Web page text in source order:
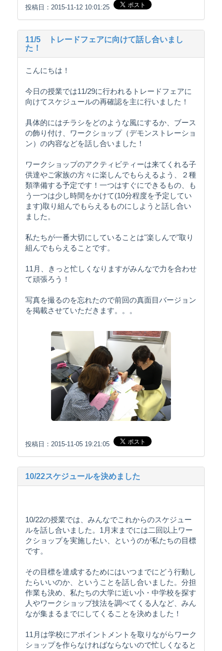
投稿日：2015-11-12 10:01:25
11/5 トレードフェアに向けて話し合いまし
た！
こんにちは！
今日の授業では11/29に行われるトレードフェアに
向けてスケジュールの再確認を主に行いました！
具体的にはチラシをどのような風にするか、ブース
の飾り付け、ワークショップ（デモンストレーショ
ン）の内容などを話し合いました！
ワークショップのアクティビティーは来てくれる子
供達やご家族の方々に楽しんでもらえるよう、２種
類準備する予定です！一つはすぐにできるもの、も
う一つは少し時間をかけて(10分程度を予定してい
ます)取り組んでもらえるものにしようと話し合い
ました。
私たちが一番大切にしていることは"楽しんで"取り
組んでもらえることです。
11月、きっと忙しくなりますがみんなで力を合わせ
て頑張ろう！
写真を撮るのを忘れたので前回の真面目バージョン
を掲載させていただきます。。。
投稿日：2015-11-05 19:21:05
10/22スケジュールを決めました
10/22の授業では、みんなでこれからのスケジュー
ルを話し合いました。1月末までには二回以上ワー
クショップを実施したい、というのが私たちの目標
です。
その目標を達成するためにはいつまでにどう行動し
たらいいのか、ということを話し合いました。分担
作業も決め、私たちの大学に近い小・中学校を探す
人やワークショップ技法を調べてくる人など、みん
なが集まるまでにしてくることを決めました！
11月は学校にアポイントメントを取りながらワーク
ショップを作らなければならないので忙しくなると